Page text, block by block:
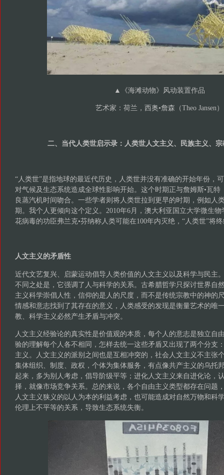
▲ 《海滩动物》风动装置作品
艺术家：荷兰，西奥•詹森（Theo Jansen）
二、当代人类世启示录：人类世人文主义、民族主义、
“人类世”是指地球的最近代历史，人类世并没有准确的开始年份，
对气候及生态系统造成全球性影响开始。这个时期正与詹姆斯•瓦特
良蒸汽机时间吻合。一些学者则将人类世拉到更早的时期，例如人
期。我个人更倾向这个定义。2010年6月，澳大利亚国立大学微生
花病毒的功臣弗兰克•芬纳称人类可能在100年内灭绝，“人类世”将
人文主义的矛盾性
近代文艺复兴、启蒙运动倡导人类价值的人文主义以及科学与民主
不同之处是，它强调了人与科学的关系。古希腊哲学只探讨世界自
主义科学崇倡人性，信仰的是人的尺度，而不是传统宗教中的神的
情感和意志找到了其存在的意义，人类感受的发现是衡量艺术的唯
教、科学主义必然产生矛盾与冲突。
人文主义经验论的真实性是价值观的本质，每个人的意志是独立自
验的理解每个人各不相同，怎样去统一这些矛盾又出现了两个分支
主义。人文主义的派别之间也是互相冲突的，社会人文主义不主张
集体组织、制度、政权，个体为集体服务，有点像共产主义的乌
起来，多为别人考虑，倡导阶级平等；进化人文主义来自进化论，
择，就像市场竞争关系。总的来说，各个自由主义类型都存在问题
人文主义狭义的以人为本的利益考虑，也可能造成对自然万物和科
伦理上不平等的关系，导致生态系统失衡。